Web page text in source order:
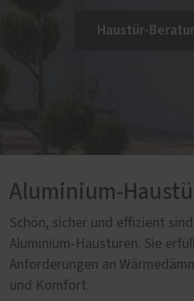
Haustür-
Aluminium-
Schön, sicher und effizient
Aluminium-Haustüren. Sie
Anforderungen an
und Komfort.